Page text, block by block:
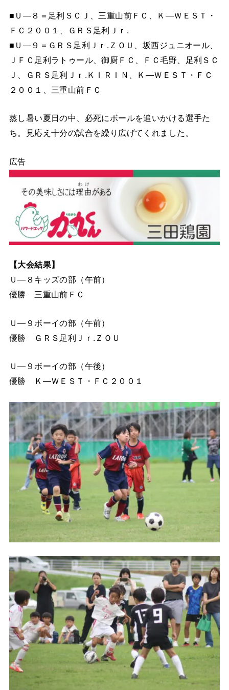
■Ｕ―８＝足利ＳＣＪ、三重山前ＦＣ、Ｋ―ＷＥＳＴ・
ＦＣ２００１、ＧＲＳ足利Ｊｒ.
■Ｕ―９＝ＧＲＳ足利Ｊｒ.ＺＯＵ、坂西ジュニオール、
ＪＦＣ足利ラトゥール、御厨ＦＣ、ＦＣ毛野、足利ＳＣ
Ｊ、ＧＲＳ足利Ｊｒ.ＫＩＲＩＮ、Ｋ―ＷＥＳＴ・ＦＣ
２００１、三重山前ＦＣ
蒸し暑い夏日の中、必死にボールを追いかける選手た
ち。見応え十分の試合を繰り広げてくれました。
広告
【大会結果】
Ｕ―８キッズの部（午前）
優勝 三重山前ＦＣ
Ｕ―９ボーイの部（午前）
優勝 ＧＲＳ足利Ｊｒ.ＺＯＵ
Ｕ―９ボーイの部（午後）
優勝 Ｋ―ＷＥＳＴ・ＦＣ２００１